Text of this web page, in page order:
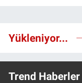
Yükleniyor...
Trend Haberler